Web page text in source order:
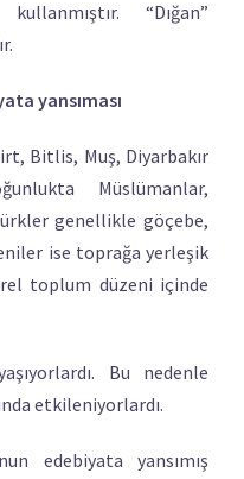
kullanmıştır. “Dığan”
yansıması
Bitlis, Muş, Diyarbakır
Müslümanlar,
genellikle göçebe,
ise toprağa yerleşik
toplum düzeni içinde
Bu nedenle
etkileniyorlardı.
edebiyata yansımış